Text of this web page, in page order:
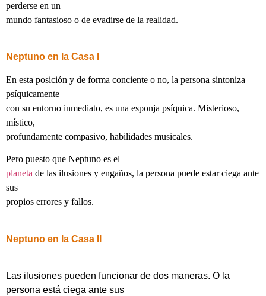
perderse en un
mundo fantasioso o de evadirse de la realidad.
Neptuno en la Casa I
En esta posición y de forma conciente o no, la persona sintoniza
psíquicamente
con su entorno inmediato, es una esponja psíquica. Misterioso,
místico,
profundamente compasivo, habilidades musicales.
Pero puesto que Neptuno es el
planeta de las ilusiones y engaños, la persona puede estar ciega ante
sus
propios errores y fallos.
Neptuno en la Casa II
Las ilusiones pueden funcionar de dos maneras. O la
persona está ciega ante sus